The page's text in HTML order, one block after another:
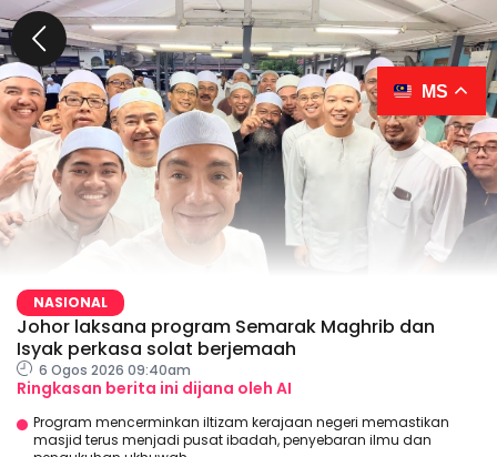
NASIONAL
Johor laksana program Semarak Maghrib dan
Isyak perkasa solat berjemaah
6 Ogos 2026 09:40am
Ringkasan berita ini dijana oleh AI
Program mencerminkan iltizam kerajaan negeri memastikan
masjid terus menjadi pusat ibadah, penyebaran ilmu dan
MS